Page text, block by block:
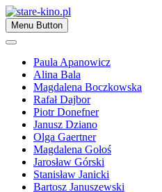
Skip
to
content
stare-kino.pl
Zapraszamy
Menu Button
Paula Apanowicz
Alina Bala
Magdalena Boczkowska
Rafał Dajbor
Piotr Donefner
Janusz Dziano
Olga Gaertner
Magdalena Gołoś
Jarosław Górski
Stanisław Janicki
Bartosz Januszewski